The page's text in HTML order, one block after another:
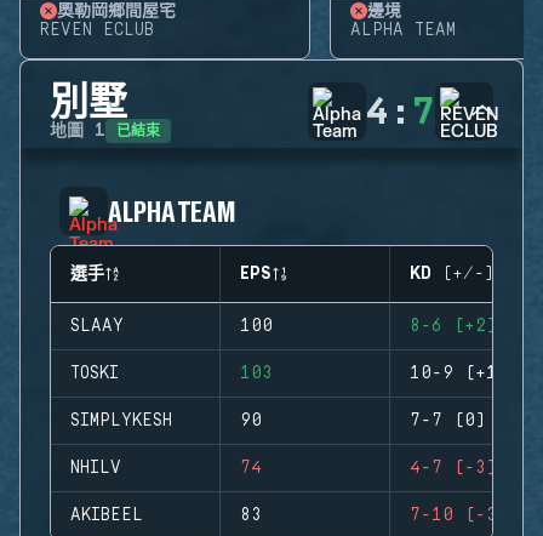
奧勒岡鄉間屋宅
REVEN ECLUB
邊境
ALPHA TEAM
別墅
地圖 1 已結束 4 : 7
ALPHA TEAM
選手 EPS KD (+/-)
SLAAY 100 8-6 (+2)
TOSKI 103 10-9 (+1)
SIMPLYKESH 90 7-7 (0)
NHILV 74 4-7 (-3)
AKIBEEL 83 7-10 (-3)